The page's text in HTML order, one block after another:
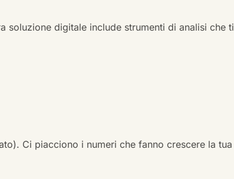
soluzione digitale include strumenti di analisi che ti
Ci piacciono i numeri che fanno crescere la tua